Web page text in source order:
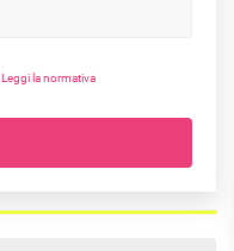
Leggi la normativa